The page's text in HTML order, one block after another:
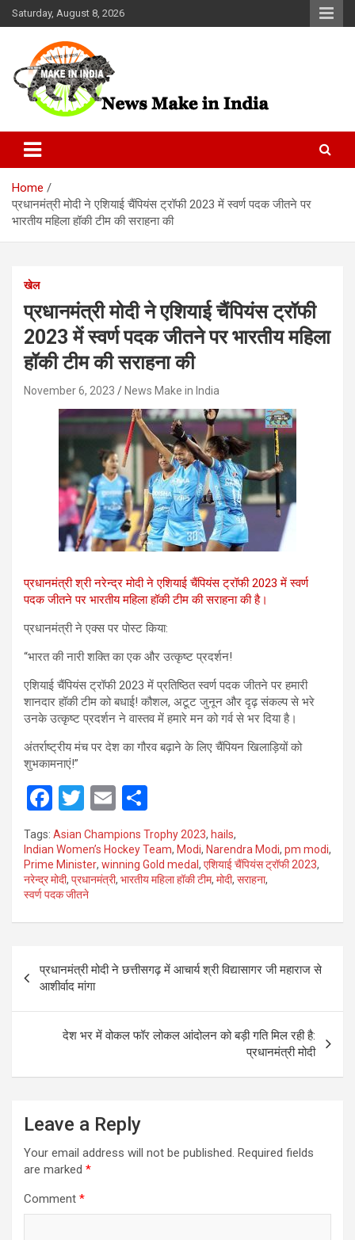
Skip
to
Saturday, August 8, 2026
News Make In india
Home
प्रधानमंत्री मोदी ने एशियाई चैंपियंस ट्रॉफी 2023 में स्वर्ण पदक जीतने पर
भारतीय महिला हॉकी टीम की सराहना की
खेल
प्रधानमंत्री मोदी ने एशियाई चैंपियंस ट्रॉफी
2023 में स्वर्ण पदक जीतने पर भारतीय महिला
हॉकी टीम की सराहना की
November 6, 2023 News Make in India
प्रधानमंत्री श्री नरेन्द्र मोदी ने एशियाई चैंपियंस ट्रॉफी 2023 में स्वर्ण
पदक जीतने पर भारतीय महिला हॉकी टीम की सराहना की है।
प्रधानमंत्री ने एक्स पर पोस्ट किया:
“भारत की नारी शक्ति का एक और उत्कृष्ट प्रदर्शन!
एशियाई चैंपियंस ट्रॉफी 2023 में प्रतिष्ठित स्वर्ण पदक जीतने पर हमारी
शानदार हॉकी टीम को बधाई! कौशल, अटूट जुनून और दृढ़ संकल्प से भरे
उनके उत्कृष्ट प्रदर्शन ने वास्तव में हमारे मन को गर्व से भर दिया है।
अंतर्राष्ट्रीय मंच पर देश का गौरव बढ़ाने के लिए चैंपियन खिलाड़ियों को
शुभकामनाएं!”
F
a
ce
b
o
o
T
wi
tt
er
E
m
ail
h
ar
e
Tags: Asian Champions Trophy 2023, hails,
Indian Women’s Hockey Team, Modi, Narendra Modi, pm modi,
Prime Minister, winning Gold medal , एशियाई चैंपियंस ट्रॉफी 2023,
नरेन्द्र मोदी, प्रधानमंत्री, भारतीय महिला हॉकी टीम, मोदी, सराहना,
स्वर्ण पदक जीतने
navigation
प्रधानमंत्री मोदी ने छत्तीसगढ़ में आचार्य श्री विद्यासागर जी महाराज से
आशीर्वाद मांगा
देश भर में वोकल फॉर लोकल आंदोलन को बड़ी गति मिल रही है:
प्रधानमंत्री मोदी
Leave a Reply
Your email address will not be published. Required fields
are marked *
Comment *